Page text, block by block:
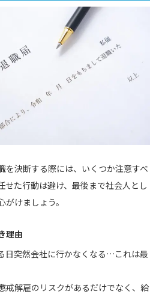
を決断する際には、いくつか注意すべ
せた行動は避け、最後まで社会人とし
けましょう。
理由
日突然会社に行かなくなる…これは最
戒解雇のリスクがあるだけでなく、給